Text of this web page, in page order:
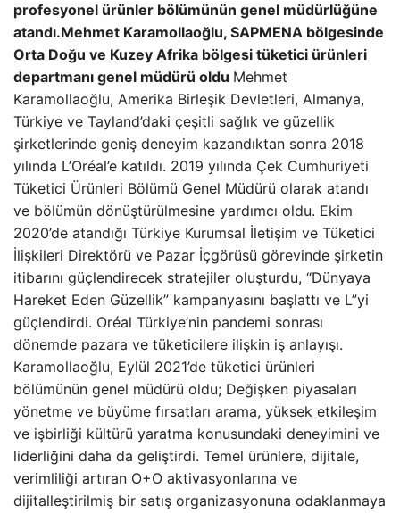
profesyonel ürünler bölümünün genel müdürlüğüne
atandı.Mehmet Karamollaoğlu, SAPMENA bölgesinde
Orta Doğu ve Kuzey Afrika bölgesi tüketici ürünleri
departmanı genel müdürü oldu Mehmet
Karamollaoğlu, Amerika Birleşik Devletleri, Almanya,
Türkiye ve Tayland’daki çeşitli sağlık ve güzellik
şirketlerinde geniş deneyim kazandıktan sonra 2018
yılında L’Oréal’e katıldı. 2019 yılında Çek Cumhuriyeti
Tüketici Ürünleri Bölümü Genel Müdürü olarak atandı
ve bölümün dönüştürülmesine yardımcı oldu. Ekim
2020’de atandığı Türkiye Kurumsal İletişim ve Tüketici
İlişkileri Direktörü ve Pazar İçgörüsü görevinde şirketin
itibarını güçlendirecek stratejiler oluşturdu, “Dünyaya
Hareket Eden Güzellik” kampanyasını başlattı ve L”yi
güçlendirdi. Oréal Türkiye’nin pandemi sonrası
dönemde pazara ve tüketicilere ilişkin iş anlayışı.
Karamollaoğlu, Eylül 2021’de tüketici ürünleri
bölümünün genel müdürü oldu; Değişken piyasaları
yönetme ve büyüme fırsatları arama, yüksek etkileşim
ve işbirliği kültürü yaratma konusundaki deneyimini ve
liderliğini daha da geliştirdi. Temel ürünlere, dijitale,
verimliliği artıran O+O aktivasyonlarına ve
dijitalleştirilmiş bir satış organizasyonuna odaklanmaya